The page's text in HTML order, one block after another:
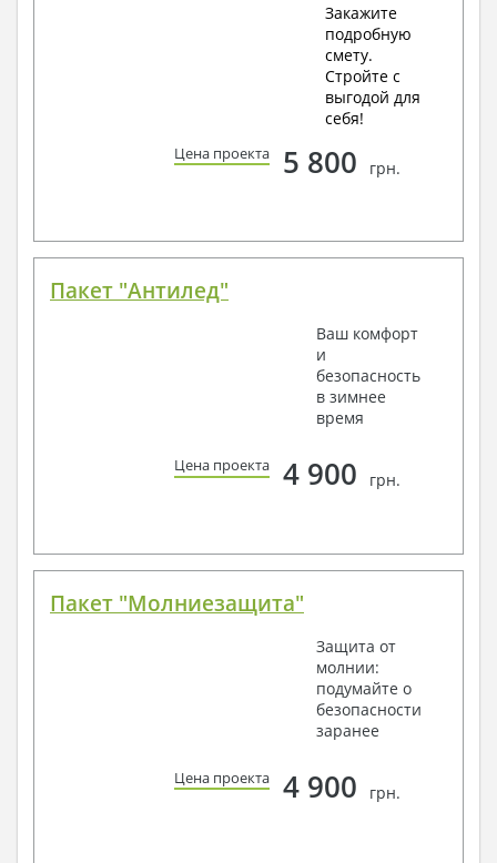
Закажите
подробную
смету.
Стройте с
выгодой для
себя!
Цена проекта 5 800 грн.
Пакет "Антилед"
Ваш комфорт
и
безопасность
в зимнее
время
Цена проекта 4 900 грн.
Пакет "Молниезащита"
Защита от
молнии:
подумайте о
безопасности
заранее
Цена проекта 4 900 грн.